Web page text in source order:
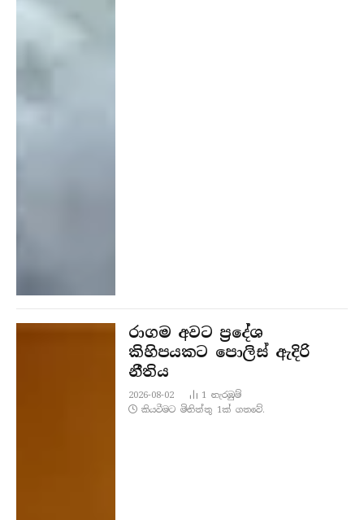
රාගම අවට ප්‍රදේශ
කිහිපයකට පොලිස් ඇදිරි
නීතිය
2026-08-02 1නැරඹු​ම්
කියවීමට මිනිත්තු 1ක් ගතවේ.